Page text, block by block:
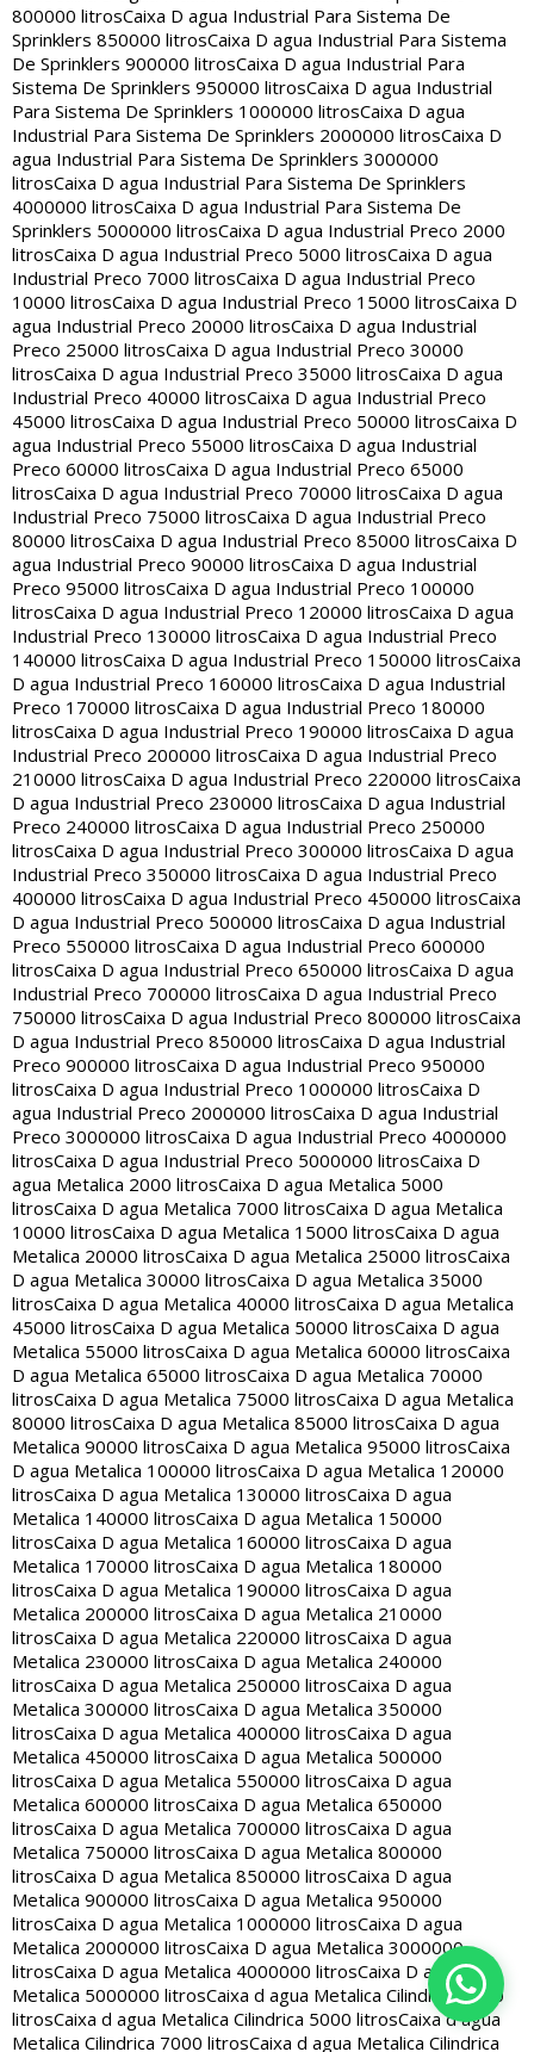
800000 litrosCaixa D agua Industrial Para Sistema De
Sprinklers 850000 litrosCaixa D agua Industrial Para Sistema
De Sprinklers 900000 litrosCaixa D agua Industrial Para
Sistema De Sprinklers 950000 litrosCaixa D agua Industrial
Para Sistema De Sprinklers 1000000 litrosCaixa D agua
Industrial Para Sistema De Sprinklers 2000000 litrosCaixa D
agua Industrial Para Sistema De Sprinklers 3000000
litrosCaixa D agua Industrial Para Sistema De Sprinklers
4000000 litrosCaixa D agua Industrial Para Sistema De
Sprinklers 5000000 litrosCaixa D agua Industrial Preco 2000
litrosCaixa D agua Industrial Preco 5000 litrosCaixa D agua
Industrial Preco 7000 litrosCaixa D agua Industrial Preco
10000 litrosCaixa D agua Industrial Preco 15000 litrosCaixa D
agua Industrial Preco 20000 litrosCaixa D agua Industrial
Preco 25000 litrosCaixa D agua Industrial Preco 30000
litrosCaixa D agua Industrial Preco 35000 litrosCaixa D agua
Industrial Preco 40000 litrosCaixa D agua Industrial Preco
45000 litrosCaixa D agua Industrial Preco 50000 litrosCaixa D
agua Industrial Preco 55000 litrosCaixa D agua Industrial
Preco 60000 litrosCaixa D agua Industrial Preco 65000
litrosCaixa D agua Industrial Preco 70000 litrosCaixa D agua
Industrial Preco 75000 litrosCaixa D agua Industrial Preco
80000 litrosCaixa D agua Industrial Preco 85000 litrosCaixa D
agua Industrial Preco 90000 litrosCaixa D agua Industrial
Preco 95000 litrosCaixa D agua Industrial Preco 100000
litrosCaixa D agua Industrial Preco 120000 litrosCaixa D agua
Industrial Preco 130000 litrosCaixa D agua Industrial Preco
140000 litrosCaixa D agua Industrial Preco 150000 litrosCaixa
D agua Industrial Preco 160000 litrosCaixa D agua Industrial
Preco 170000 litrosCaixa D agua Industrial Preco 180000
litrosCaixa D agua Industrial Preco 190000 litrosCaixa D agua
Industrial Preco 200000 litrosCaixa D agua Industrial Preco
210000 litrosCaixa D agua Industrial Preco 220000 litrosCaixa
D agua Industrial Preco 230000 litrosCaixa D agua Industrial
Preco 240000 litrosCaixa D agua Industrial Preco 250000
litrosCaixa D agua Industrial Preco 300000 litrosCaixa D agua
Industrial Preco 350000 litrosCaixa D agua Industrial Preco
400000 litrosCaixa D agua Industrial Preco 450000 litrosCaixa
D agua Industrial Preco 500000 litrosCaixa D agua Industrial
Preco 550000 litrosCaixa D agua Industrial Preco 600000
litrosCaixa D agua Industrial Preco 650000 litrosCaixa D agua
Industrial Preco 700000 litrosCaixa D agua Industrial Preco
750000 litrosCaixa D agua Industrial Preco 800000 litrosCaixa
D agua Industrial Preco 850000 litrosCaixa D agua Industrial
Preco 900000 litrosCaixa D agua Industrial Preco 950000
litrosCaixa D agua Industrial Preco 1000000 litrosCaixa D
agua Industrial Preco 2000000 litrosCaixa D agua Industrial
Preco 3000000 litrosCaixa D agua Industrial Preco 4000000
litrosCaixa D agua Industrial Preco 5000000 litrosCaixa D
agua Metalica 2000 litrosCaixa D agua Metalica 5000
litrosCaixa D agua Metalica 7000 litrosCaixa D agua Metalica
10000 litrosCaixa D agua Metalica 15000 litrosCaixa D agua
Metalica 20000 litrosCaixa D agua Metalica 25000 litrosCaixa
D agua Metalica 30000 litrosCaixa D agua Metalica 35000
litrosCaixa D agua Metalica 40000 litrosCaixa D agua Metalica
45000 litrosCaixa D agua Metalica 50000 litrosCaixa D agua
Metalica 55000 litrosCaixa D agua Metalica 60000 litrosCaixa
D agua Metalica 65000 litrosCaixa D agua Metalica 70000
litrosCaixa D agua Metalica 75000 litrosCaixa D agua Metalica
80000 litrosCaixa D agua Metalica 85000 litrosCaixa D agua
Metalica 90000 litrosCaixa D agua Metalica 95000 litrosCaixa
D agua Metalica 100000 litrosCaixa D agua Metalica 120000
litrosCaixa D agua Metalica 130000 litrosCaixa D agua
Metalica 140000 litrosCaixa D agua Metalica 150000
litrosCaixa D agua Metalica 160000 litrosCaixa D agua
Metalica 170000 litrosCaixa D agua Metalica 180000
litrosCaixa D agua Metalica 190000 litrosCaixa D agua
Metalica 200000 litrosCaixa D agua Metalica 210000
litrosCaixa D agua Metalica 220000 litrosCaixa D agua
Metalica 230000 litrosCaixa D agua Metalica 240000
litrosCaixa D agua Metalica 250000 litrosCaixa D agua
Metalica 300000 litrosCaixa D agua Metalica 350000
litrosCaixa D agua Metalica 400000 litrosCaixa D agua
Metalica 450000 litrosCaixa D agua Metalica 500000
litrosCaixa D agua Metalica 550000 litrosCaixa D agua
Metalica 600000 litrosCaixa D agua Metalica 650000
litrosCaixa D agua Metalica 700000 litrosCaixa D agua
Metalica 750000 litrosCaixa D agua Metalica 800000
litrosCaixa D agua Metalica 850000 litrosCaixa D agua
Metalica 900000 litrosCaixa D agua Metalica 950000
litrosCaixa D agua Metalica 1000000 litrosCaixa D agua
Metalica 2000000 litrosCaixa D agua Metalica 3000000
litrosCaixa D agua Metalica 4000000 litrosCaixa D agua
Metalica 5000000 litrosCaixa d agua Metalica Cilindrica 2000
litrosCaixa d agua Metalica Cilindrica 5000 litrosCaixa d agua
Metalica Cilindrica 7000 litrosCaixa d agua Metalica Cilindrica